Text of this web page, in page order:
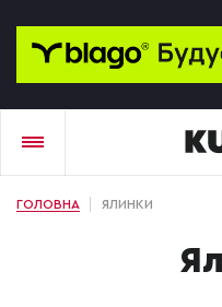
ГОЛОВНА ЯЛИНКИ